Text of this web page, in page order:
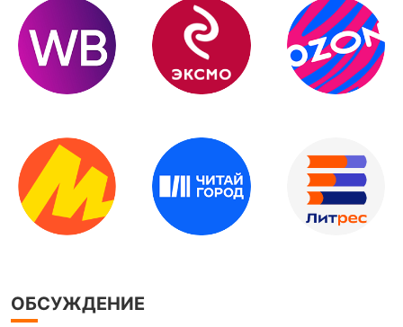
ОБСУЖДЕНИЕ